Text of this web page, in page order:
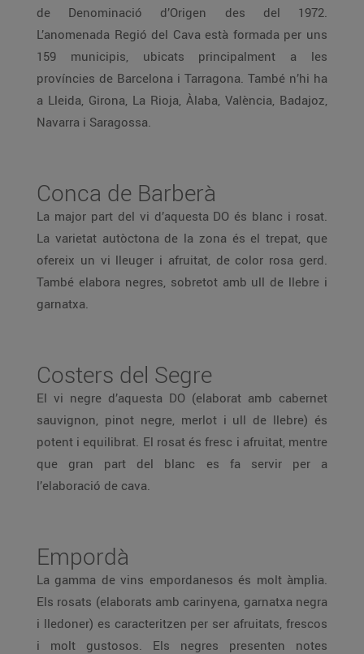
de Denominació d’Origen des del 1972.
L’anomenada Regió del Cava està formada per uns
159 municipis, ubicats principalment a les
províncies de Barcelona i Tarragona. També n’hi ha
a Lleida, Girona, La Rioja, Àlaba, València, Badajoz,
Navarra i Saragossa.
Conca de Barberà
La major part del vi d’aquesta DO és blanc i rosat.
La varietat autòctona de la zona és el trepat, que
ofereix un vi lleuger i afruitat, de color rosa gerd.
També elabora negres, sobretot amb ull de llebre i
garnatxa.
Costers del Segre
El vi negre d’aquesta DO (elaborat amb cabernet
sauvignon, pinot negre, merlot i ull de llebre) és
potent i equilibrat. El rosat és fresc i afruitat, mentre
que gran part del blanc es fa servir per a
l’elaboració de cava.
Empordà
La gamma de vins empordanesos és molt àmplia.
Els rosats (elaborats amb carinyena, garnatxa negra
i lledoner) es caracteritzen per ser afruitats, frescos
i molt gustosos. Els negres presenten notes